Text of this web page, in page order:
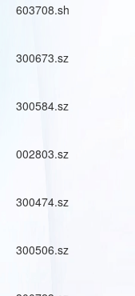
603708.sh
300673.sz
300584.sz
002803.sz
300474.sz
300506.sz